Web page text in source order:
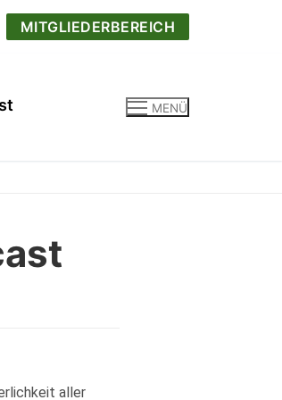
MITGLIEDERBEREICH
MENÜ
aller